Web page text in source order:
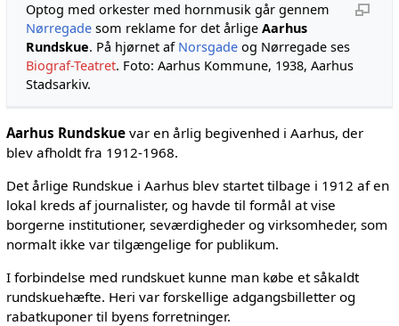
Optog med orkester med hornmusik går gennem
Nørregade som reklame for det årligeAarhus
Rundskue. På hjørnet af Norsgade og Nørregade ses
Biograf-Teatret. Foto: Aarhus Kommune, 1938, Aarhus
Stadsarkiv.
Aarhus Rundskuevar en årlig begivenhed i Aarhus, der
blev afholdt fra 1912-1968.
Det årlige Rundskue i Aarhus blev startet tilbage i 1912 af en
lokal kreds af journalister, og havde til formål at vise
borgerne institutioner, seværdigheder og virksomheder, som
normalt ikke var tilgængelige for publikum.
I forbindelse med rundskuet kunne man købe et såkaldt
rundskuehæfte. Heri var forskellige adgangsbilletter og
rabatkuponer til byens forretninger.